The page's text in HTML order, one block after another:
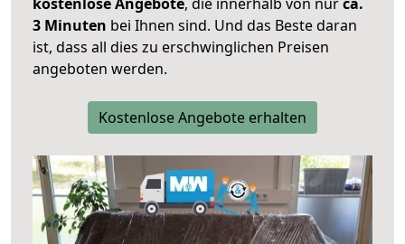
3 Minuten bei Ihnen sind. Und das Beste daran
ist, dass all dies zu erschwinglichen Preisen
angeboten werden.
Kostenlose Angebote erhalten